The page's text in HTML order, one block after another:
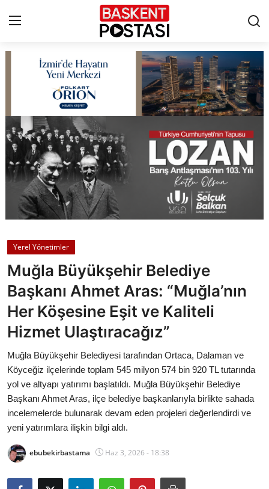
Çerez Politikası
Künye
Ankara
TBMM
Cumhurbaşkanlığı
Bakanlıklar
Siyasi Partiler
Toplum ve Yaşam
Sivil Toplum Kuruluşları
Kamu Kurumları ve Üst Kurullar
Resmi Reklamlar
Yerel Yönetimler
Muğla Büyükşehir Belediye
Başkanı Ahmet Aras: “Muğla’nın
Her Köşesine Eşit ve Kaliteli
Hizmet Ulaştıracağız”
Muğla Büyükşehir Belediyesi tarafından Ortaca, Dalaman ve
Köyceğiz ilçelerinde toplam 545 milyon 574 bin 920 TL tutarında
yol ve altyapı yatırımı başlatıldı. Muğla Büyükşehir Belediye
Başkanı Ahmet Aras, ilçe belediye başkanlarıyla birlikte sahada
incelemelerde bulunarak devam eden projeleri değerlendirdi ve
yeni yatırımlara ilişkin bilgi aldı.
ebubekirbastama Haz 3, 2026 - 18:38